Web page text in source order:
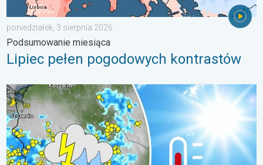
poniedziałek, 3 sierpnia 2026
Podsumowanie miesiąca
Lipiec pełen pogodowych kontrastów
Silny upał i gwałtowne burze. Niebezpieczna mieszanka. . .